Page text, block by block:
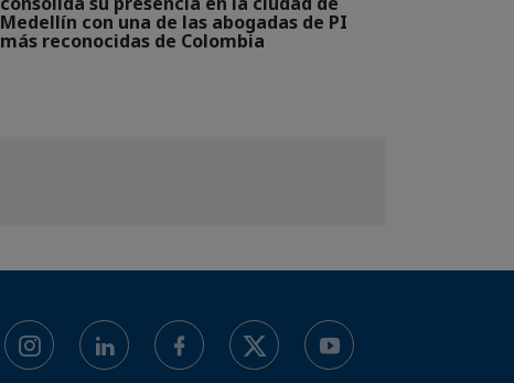
Medellín con una de las abogadas de PI
más reconocidas de Colombia